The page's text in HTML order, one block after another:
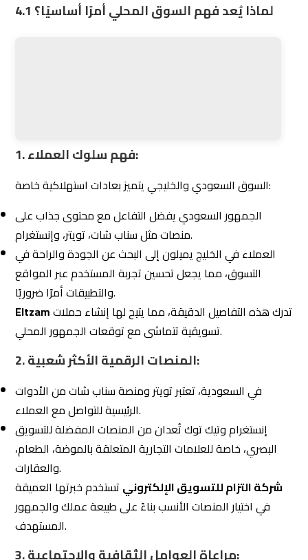
إنستغرام وتيك توك تُعدان من المنصات المفضلة للتسويق
التسويق في السوق الخليجي يحتاج إلى فهم:
المناسبات المحلية مثل رمضان والعيد، حيث تزداد فرص الحملات
التسويقية الناجحة.
اللغة المستخدمة في الإعلانات، حيث يُفضل استخدام اللغة
العربية مع لمسة محلية.
Eltzamتضمن أن كل حملة تسويقية تأخذ في الاعتبار الثقافة
المحلية والقيم الاجتماعية.
4.2أمثلة على استراتيجيات تسويق ناجحة في
السوق المحلي
1. التسويق خلال المناسبات:
في السعودية، تُعد المناسبات مثل اليوم الوطني ورمضان فرصًا
مثالية للترويج.
العديد من الشركات نجحت في جذب العملاء من خلال إطلاق
مثال من شركة التزام:
إطلاق حملة تسويقية لعروض رمضان تضمنت محتوى مرئي
مبتكر على سناب شات وإنستغرام، مما زاد من التفاعل بنسبة
40%.